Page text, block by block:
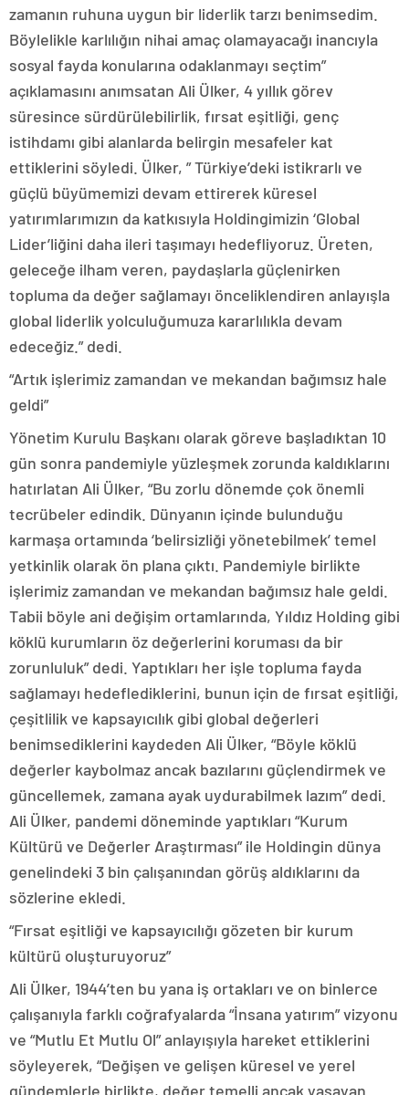
zamanın ruhuna uygun bir liderlik tarzı benimsedim.
Böylelikle karlılığın nihai amaç olamayacağı inancıyla
sosyal fayda konularına odaklanmayı seçtim”
açıklamasını anımsatan Ali Ülker, 4 yıllık görev
süresince sürdürülebilirlik, fırsat eşitliği, genç
istihdamı gibi alanlarda belirgin mesafeler kat
ettiklerini söyledi. Ülker, ” Türkiye’deki istikrarlı ve
güçlü büyümemizi devam ettirerek küresel
yatırımlarımızın da katkısıyla Holdingimizin ‘Global
Lider’liğini daha ileri taşımayı hedefliyoruz. Üreten,
geleceğe ilham veren, paydaşlarla güçlenirken
topluma da değer sağlamayı önceliklendiren anlayışla
global liderlik yolculuğumuza kararlılıkla devam
edeceğiz.” dedi.
“Artık işlerimiz zamandan ve mekandan bağımsız hale
geldi”
Yönetim Kurulu Başkanı olarak göreve başladıktan 10
gün sonra pandemiyle yüzleşmek zorunda kaldıklarını
hatırlatan Ali Ülker, “Bu zorlu dönemde çok önemli
tecrübeler edindik. Dünyanın içinde bulunduğu
karmaşa ortamında ‘belirsizliği yönetebilmek’ temel
yetkinlik olarak ön plana çıktı. Pandemiyle birlikte
işlerimiz zamandan ve mekandan bağımsız hale geldi.
Tabii böyle ani değişim ortamlarında, Yıldız Holding gibi
köklü kurumların öz değerlerini koruması da bir
zorunluluk” dedi. Yaptıkları her işle topluma fayda
sağlamayı hedeflediklerini, bunun için de fırsat eşitliği,
çeşitlilik ve kapsayıcılık gibi global değerleri
benimsediklerini kaydeden Ali Ülker, “Böyle köklü
değerler kaybolmaz ancak bazılarını güçlendirmek ve
güncellemek, zamana ayak uydurabilmek lazım” dedi.
Ali Ülker, pandemi döneminde yaptıkları “Kurum
Kültürü ve Değerler Araştırması” ile Holdingin dünya
genelindeki 3 bin çalışanından görüş aldıklarını da
sözlerine ekledi.
“Fırsat eşitliği ve kapsayıcılığı gözeten bir kurum
kültürü oluşturuyoruz”
Ali Ülker, 1944’ten bu yana iş ortakları ve on binlerce
çalışanıyla farklı coğrafyalarda “İnsana yatırım” vizyonu
ve “Mutlu Et Mutlu Ol” anlayışıyla hareket ettiklerini
söyleyerek, “Değişen ve gelişen küresel ve yerel
gündemlerle birlikte, değer temelli ancak yaşayan